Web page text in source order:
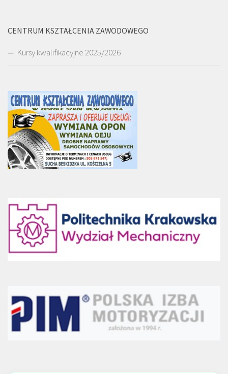
CENTRUM KSZTAŁCENIA ZAWODOWEGO
Kursy kwalifikacyjne 2025/2026